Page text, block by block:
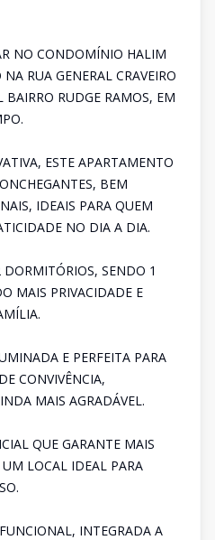
NO CONDOMÍNIO HALIM
RUA GENERAL CRAVEIRO
RUDGE RAMOS, EM
ESTE APARTAMENTO
BEM
IDEAIS PARA QUEM
NO DIA A DIA.
SENDO 1
MAIS PRIVACIDADE E
E PERFEITA PARA
CONVIVÊNCIA,
MAIS AGRADÁVEL.
QUE GARANTE MAIS
LOCAL IDEAL PARA
INTEGRADA A